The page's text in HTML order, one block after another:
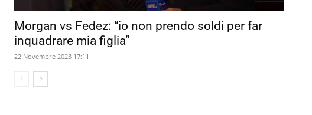
Morgan vs Fedez: “io non prendo soldi per far
inquadrare mia figlia”
22 Novembre 2023 17:11